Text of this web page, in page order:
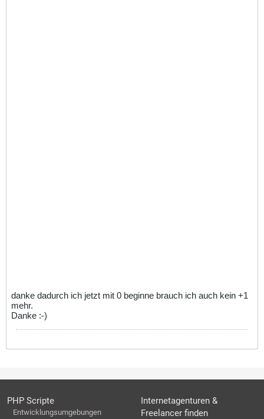
danke dadurch ich jetzt mit 0 beginne brauch ich auch kein +1
mehr.
Danke :-)
PHP Scripte
Entwicklungsumgebungen
Internetagenturen &
Freelancer finden